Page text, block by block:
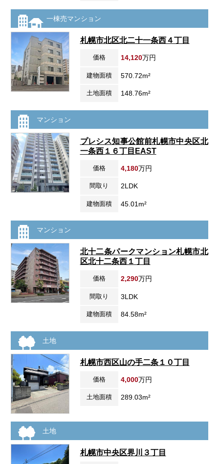
一棟売マンション
札幌市北区北二十一条西４丁目
価格 14,120万円
建物面積 570.72m²
土地面積 148.76m²
マンション
プレシス知事公館前札幌市中央区北
一条西１６丁目EAST
価格 4,180万円
間取り 2LDK
建物面積 45.01m²
マンション
北十二条パークマンション札幌市北
区北十二条西１丁目
価格 2,290万円
間取り 3LDK
建物面積 84.58m²
土地
札幌市西区山の手二条１０丁目
価格 4,000万円
土地面積 289.03m²
土地
札幌市中央区界川３丁目